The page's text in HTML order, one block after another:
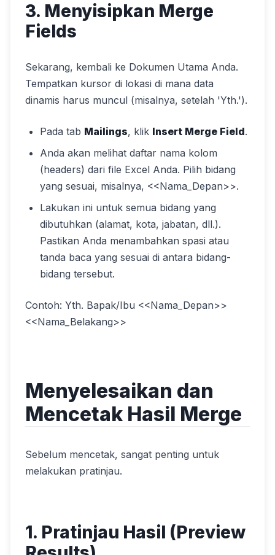
3. Menyisipkan Merge
Fields
Sekarang, kembali ke Dokumen Utama Anda.
Tempatkan kursor di lokasi di mana data
dinamis harus muncul (misalnya, setelah 'Yth.').
Pada tab Mailings, klik Insert Merge Field.
Anda akan melihat daftar nama kolom
(headers) dari file Excel Anda. Pilih bidang
yang sesuai, misalnya, <<Nama_Depan>>.
Lakukan ini untuk semua bidang yang
dibutuhkan (alamat, kota, jabatan, dll.).
Pastikan Anda menambahkan spasi atau
tanda baca yang sesuai di antara bidang-
bidang tersebut.
Contoh: Yth. Bapak/Ibu <<Nama_Depan>>
<<Nama_Belakang>>
Menyelesaikan dan
Mencetak Hasil Merge
Sebelum mencetak, sangat penting untuk
melakukan pratinjau.
1. Pratinjau Hasil (Preview